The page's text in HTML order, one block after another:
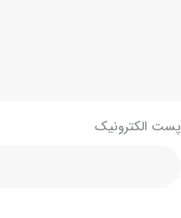
پست الکترونیک